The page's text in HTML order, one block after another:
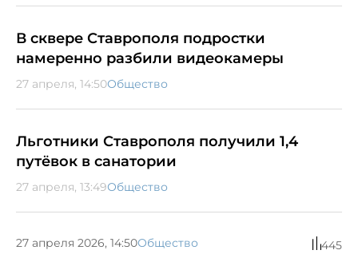
В сквере Ставрополя подростки
намеренно разбили видеокамеры
27 апреля, 14:50Общество
Льготники Ставрополя получили 1,4
путёвок в санатории
27 апреля, 13:49Общество
27 апреля 2026, 14:50Общество 445